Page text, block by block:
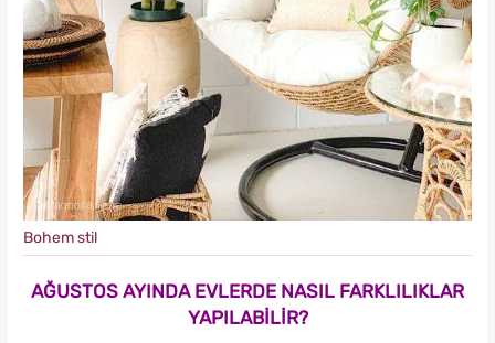
Bohem stil
AĞUSTOS AYINDA EVLERDE NASIL FARKLILIKLAR
YAPILABİLİR?